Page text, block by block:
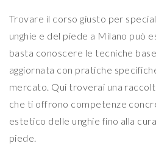
Trovare il corso giusto per
unghie e del piede a Milano può
basta conoscere le tecniche
aggiornata con pratiche
mercato. Qui troverai una
che ti offrono competenze
estetico delle unghie fino alla
piede.